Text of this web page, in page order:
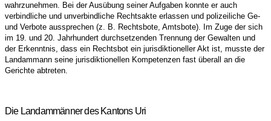
wahrzunehmen. Bei der Ausübung seiner Aufgaben konnte er auch
verbindliche und unverbindliche Rechtsakte erlassen und polizeiliche Ge-
und Verbote aussprechen (z. B. Rechtsbote, Amtsbote). Im Zuge der sich
im 19. und 20. Jahrhundert durchsetzenden Trennung der Gewalten und
der Erkenntnis, dass ein Rechtsbot ein jurisdiktioneller Akt ist, musste der
Landammann seine jurisdiktionellen Kompetenzen fast überall an die
Gerichte abtreten.
Die Landammänner des Kantons Uri